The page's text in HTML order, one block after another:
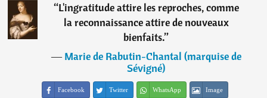
“L'ingratitude attire les reproches, comme
la reconnaissance attire de nouveaux
bienfaits.”
―Marie de Rabutin-Chantal (marquise de
Sévigné)
Facebook Twitter WhatsApp Image